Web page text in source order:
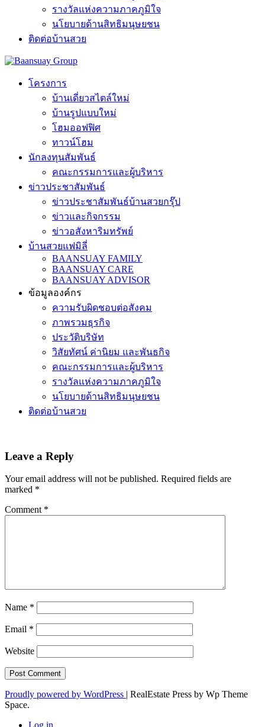
รางวัลแห่งความภาคภูมิใจ
นโยบายด้านสิทธิมนุษยชน
ติดต่อบ้านสวย
โครงการ
บ้านเดี่ยวสไตล์ใหม่
บ้านรูปแบบใหม่
โฮมออฟฟิศ
ทาวน์โฮม
นักลงทุนสัมพันธ์
คณะกรรมการและผู้บริหาร
ข่าวประชาสัมพันธ์
ข่าวประชาสัมพันธ์บ้านสวยกรุ๊ป
ข่าวและกิจกรรม
ข่าวอสังหาริมทรัพย์
บ้านสวยแฟมิลี่
BAANSUAY FAMILY
BAANSUAY CARE
BAANSUAY ADVISOR
ข้อมูลองค์กร
ความรับผิดชอบต่อสังคม
ภาพรวมธุรกิจ
ประวัติบริษัท
วิสัยทัศน์ ค่านิยม และพันธกิจ
คณะกรรมการและผู้บริหาร
รางวัลแห่งความภาคภูมิใจ
นโยบายด้านสิทธิมนุษยชน
ติดต่อบ้านสวย
Leave a Reply
Your email address will not be published. Required fields are
marked *
Comment *
Name *
Email *
Website
Proudly powered by WordPress | RealEstate Press by Wp Theme
Space.